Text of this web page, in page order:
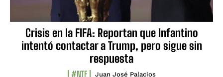
Crisis en la FIFA: Reportan que Infantino
intentó contactar a Trump, pero sigue sin
respuesta
#NTF Juan José Palacios